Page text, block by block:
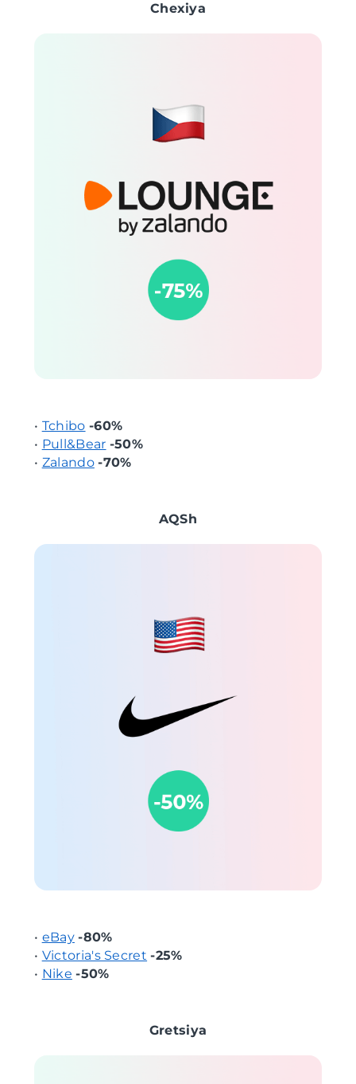
Chexiya
• Tchibo -60%
• Pull&Bear -50%
• Zalando -70%
AQSh
• eBay -80%
• Victoria's Secret -25%
• Nike -50%
Gretsiya